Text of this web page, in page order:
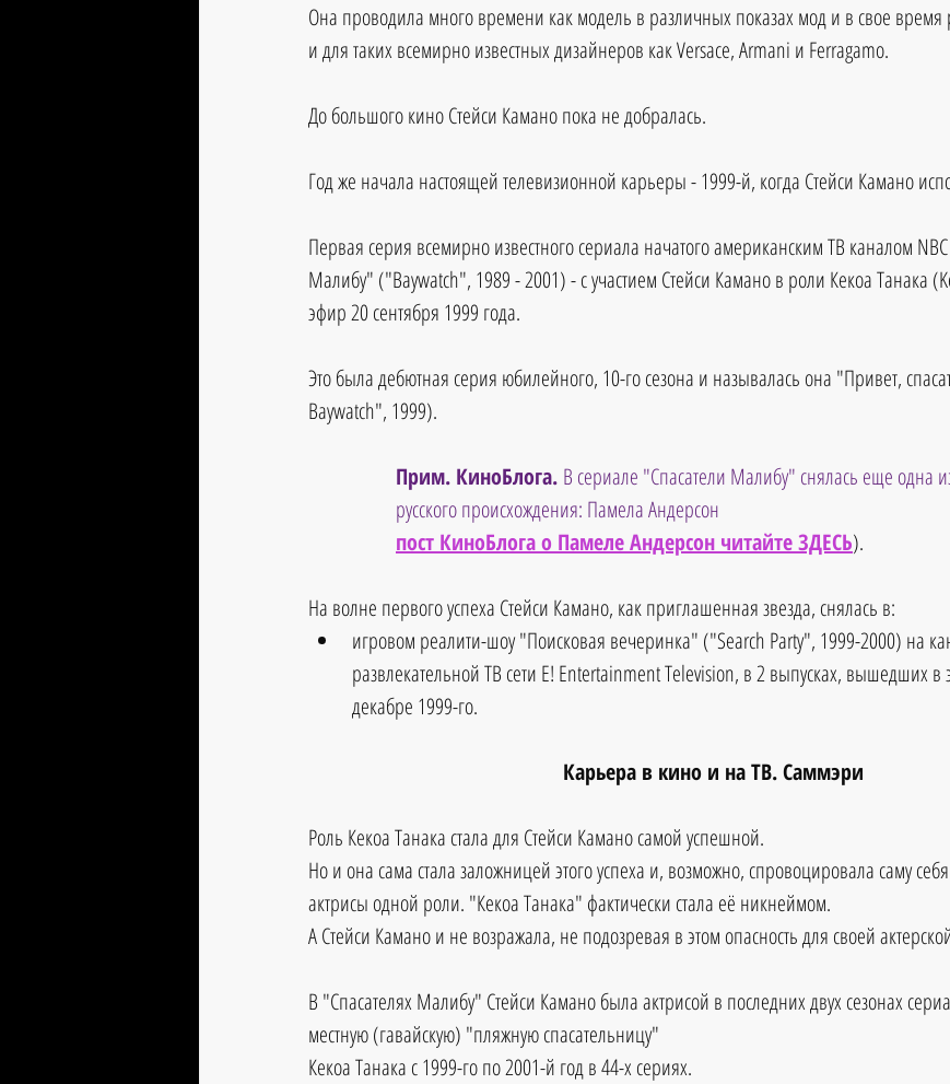
Она проводила много времени как модель в различных показах мод и в свое время
и для таких всемирно известных дизайнеров как Versace, Armani и Ferragamo.
До большого кино Стейси Камано пока не добралась.
Год же начала настоящей телевизионной карьеры - 1999-й, когда Стейси Камано
Первая серия всемирно известного сериала начатого американским ТВ каналом
Малибу" ("Baywatch", 1989 - 2001) - с участием Стейси Камано в роли Кекоа Танака
эфир 20 сентября 1999 года.
Это была дебютная серия юбилейного, 10-го сезона и называлась она "Привет,
Baywatch", 1999).
Прим. КиноБлога. В сериале "Спасатели Малибу" снялась еще одна
русского происхождения: Памела Андерсон
пост КиноБлога о Памеле Андерсон читайте ЗДЕСЬ).
На волне первого успеха Стейси Камано, как приглашенная звезда, снялась в:
игровом реалити-шоу "Поисковая вечеринка" ("Search Party", 1999-2000) на
развлекательной ТВ сети E! Entertainment Television, в 2 выпусках, вышедших
декабре 1999-го.
Карьера в кино и на ТВ. Саммэри
Роль Кекоа Танака стала для Стейси Камано самой успешной.
Но и она сама стала заложницей этого успеха и, возможно, спровоцировала саму
актрисы одной роли. "Кекоа Танака" фактически стала её никнеймом.
А Стейси Камано и не возражала, не подозревая в этом опасность для своей
В "Спасателях Малибу" Стейси Камано была актрисой в последних двух сезонах
местную (гавайскую) "пляжную спасательницу"
Кекоа Танака с 1999-го по 2001-й год в 44-х сериях.